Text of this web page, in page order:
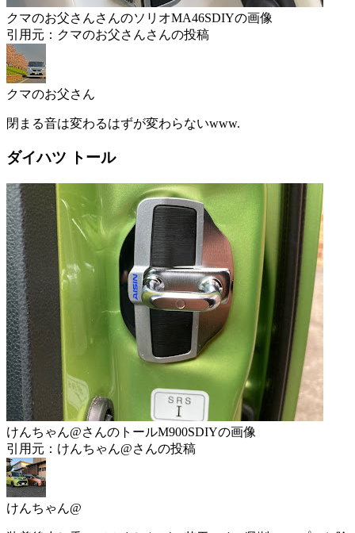
クマのお父さんさんのソリオMA46SDIYの画像
引用元：クマのお父さんさんの投稿
クマのお父さん
閉まる音は変わるはずが変わらないwww.
ダイハツ トール
けんちゃん@さんのトールM900SDIYの画像
引用元：けんちゃん@さんの投稿
けんちゃん@